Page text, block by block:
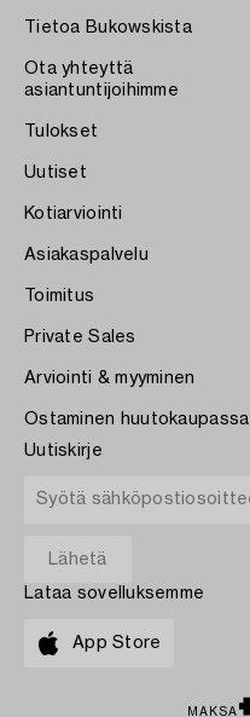
Tietoa Bukowskista
Ota yhteyttä
asiantuntijoihimme
Tulokset
Uutiset
Kotiarviointi
Asiakaspalvelu
Toimitus
Private Sales
Arviointi & myyminen
Ostaminen huutokaupassa
Uutiskirje
Lataa sovelluksemme
App Store
MAKSA